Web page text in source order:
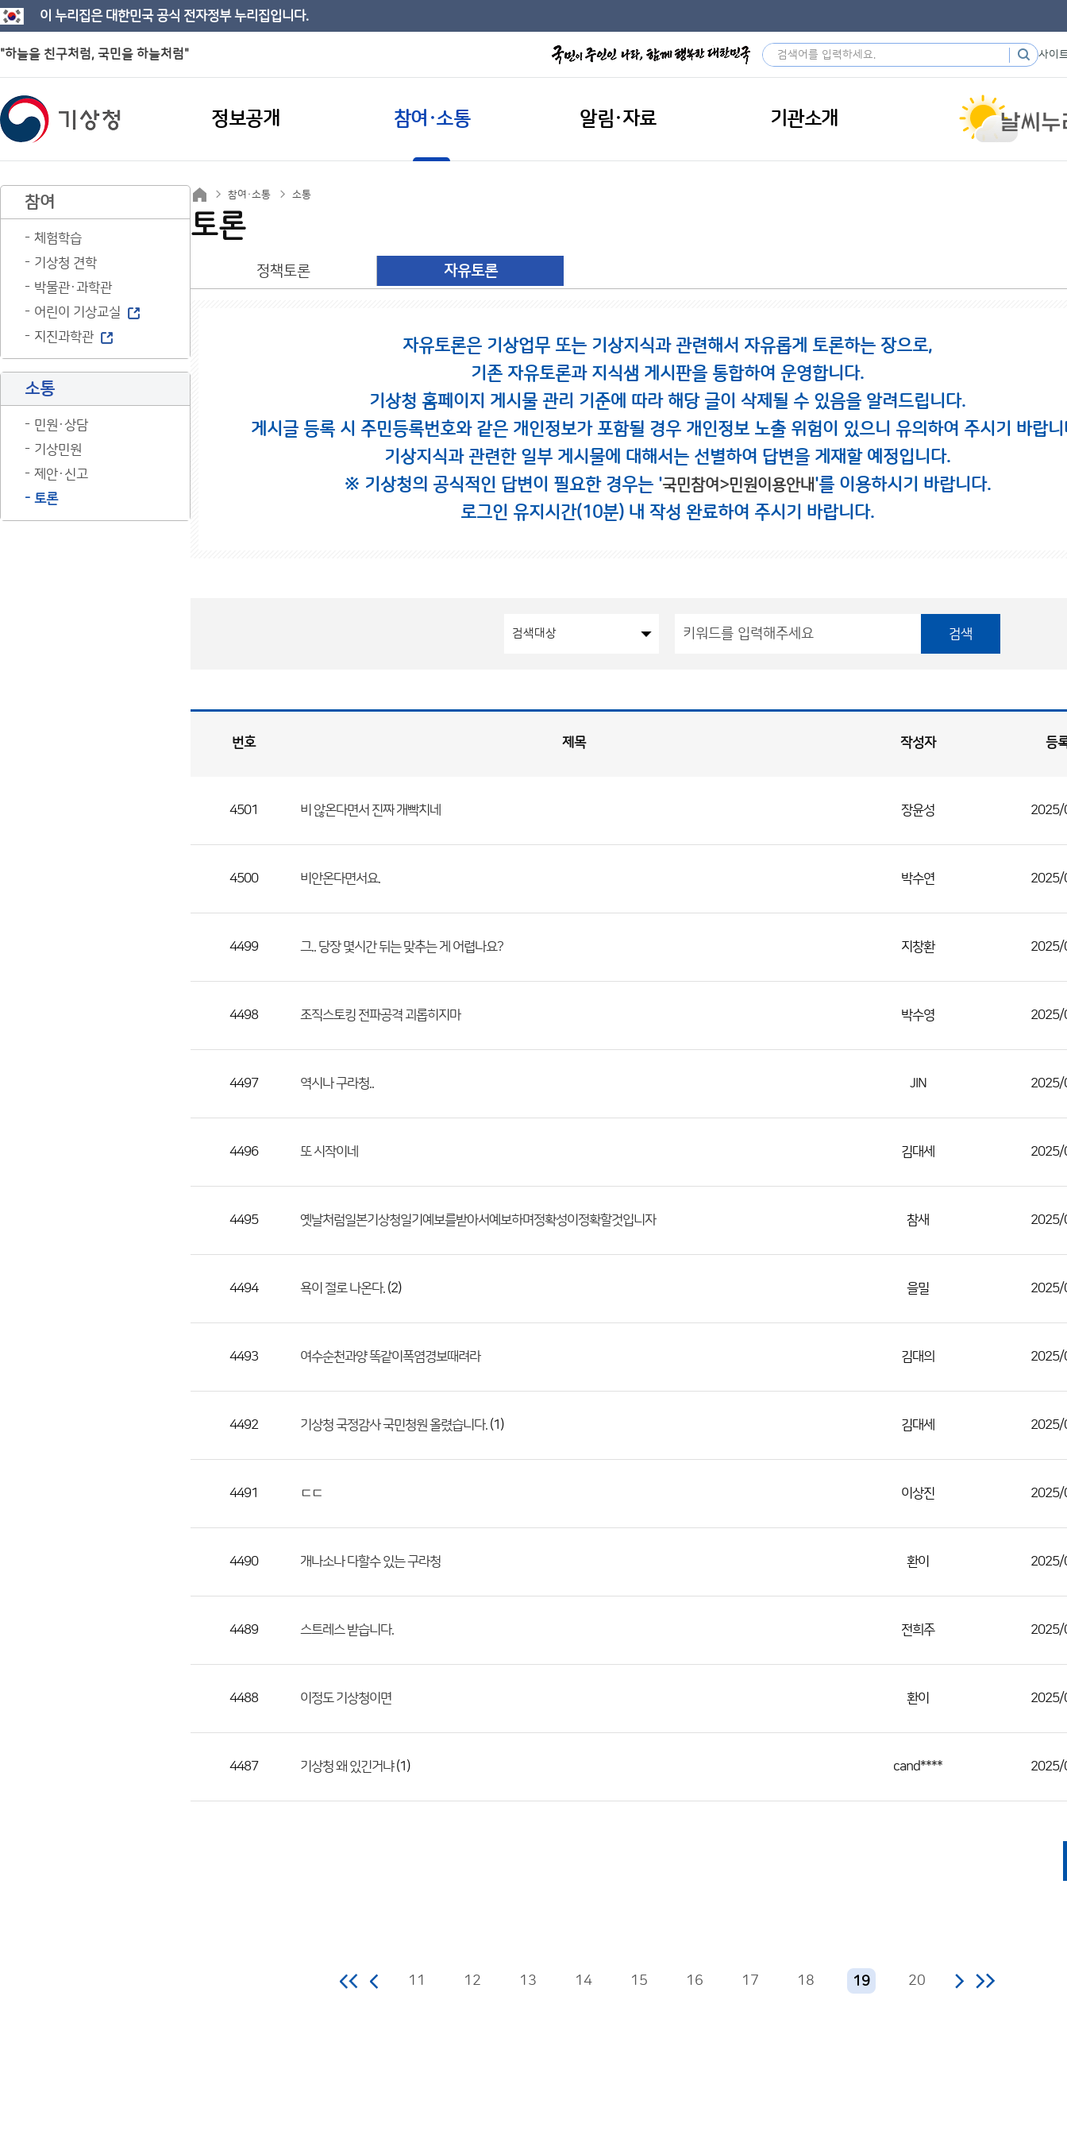
이 누리집은 대한민국 공식 전자정부 누리집입니다.
"하늘을 친구처럼, 국민을 하늘처럼" 사이
정보공개 참여·소통 알림·자료 기관소개
참여
체험학습
기상청 견학
박물관·과학관
어린이 기상교실
지진과학관
소통
민원·상담
기상민원
제안·신고
토론
참여·소통 소통
토론
정책토론 자유토론
자유토론은 기상업무 또는 기상지식과 관련해서 자유롭게 토론하는 장으로,
기존 자유토론과 지식샘 게시판을 통합하여 운영합니다.
기상청 홈페이지 게시물 관리 기준에 따라 해당 글이 삭제될 수 있음을 알려드립니다.
게시글 등록 시 주민등록번호와 같은 개인정보가 포함될 경우 개인정보 노출 위험이 있으니 유의하여 주시기 바랍니
기상지식과 관련한 일부 게시물에 대해서는 선별하여 답변을 게재할 예정입니다.
※ 기상청의 공식적인 답변이 필요한 경우는 '국민참여>민원이용안내'를 이용하시기 바랍니다.
로그인 유지시간(10분) 내 작성 완료하여 주시기 바랍니다.
검색
로
제
성
다.
번호 제목 작성자 등
4501 비 않온다면서 진짜 개빡치네 장윤성 2025/
4500 비안온다면서요. 박수연 2025/
4499 그.. 당장 몇시간 뒤는 맞추는 게 어렵나요? 지창환 2025/
4498 조직스토킹 전파공격 괴롭히지마 박수영 2025/
4497 역시나 구라청.. JIN 2025/
4496 또 시작이네 김대세 2025/
4495 옛날처럼일본기상청일기예보를받아서예보하며정확성이정확할것입니자 참새 2025/
4494 욕이 절로 나온다. (2) 을밀 2025/
4493 여수순천과양 똑같이폭염경보때려라 김대의 2025/
4492 기상청 국정감사 국민청원 올렸습니다. (1) 김대세 2025/
4491 ㄷㄷ 이상진 2025/
4490 개나소나 다할수 있는 구라청 환이 2025/
4489 스트레스 받습니다. 전희주 2025/
4488 이정도 기상청이면 환이 2025/
4487 기상청 왜 있긴거냐(1) cand**** 2025/
11 12 13 14 15 16 17 18 19 20